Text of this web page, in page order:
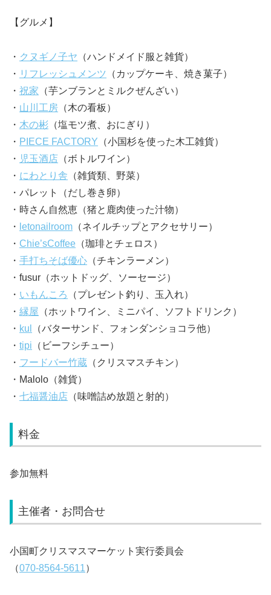
【グルメ】
・ クヌギノ子ヤ （ハンドメイド服と雑貨）
・ リフレッシュメンツ
（カップケーキ、焼き菓子）
・ 祝家 （芋ンブランとミルクぜんざい）
・ 山川工房 （木の看板）
・ 木の彬 （塩モツ煮、おにぎり）
・ PIECE FACTORY （小国杉を使った木工雑貨）
・ 児玉酒店 （ボトルワイン）
・ にわとり舎 （雑貨類、野菜）
・パレット（だし巻き卵）
・時さん自然恵（猪と鹿肉使った汁物）
・ letonailroom （ネイルチップとアクセサリー）
・ Chie’sCoffee （珈琲とチェロス）
・ 手打ちそば優心 （チキンラーメン）
・fusur（ホットドッグ、ソーセージ）
・ いもんころ
（プレゼント釣り、玉入れ）
・ 縁屋 （ホットワイン、ミニパイ、ソフトドリンク）
・ kul
（バターサンド、フォンダンショコラ他）
・ tipi （ビーフシチュー）
・ フードバー竹蔵 （クリスマスチキン）
・Malolo（雑貨）
・ 七福醤油店 （味噌詰め放題と射的）
料金
参加無料
主催者・お問合せ
小国町クリスマスマーケット実行委員会
（070-8564-5611）